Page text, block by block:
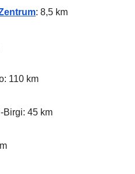
: 8,5 km
110 km
Birgi: 45 km